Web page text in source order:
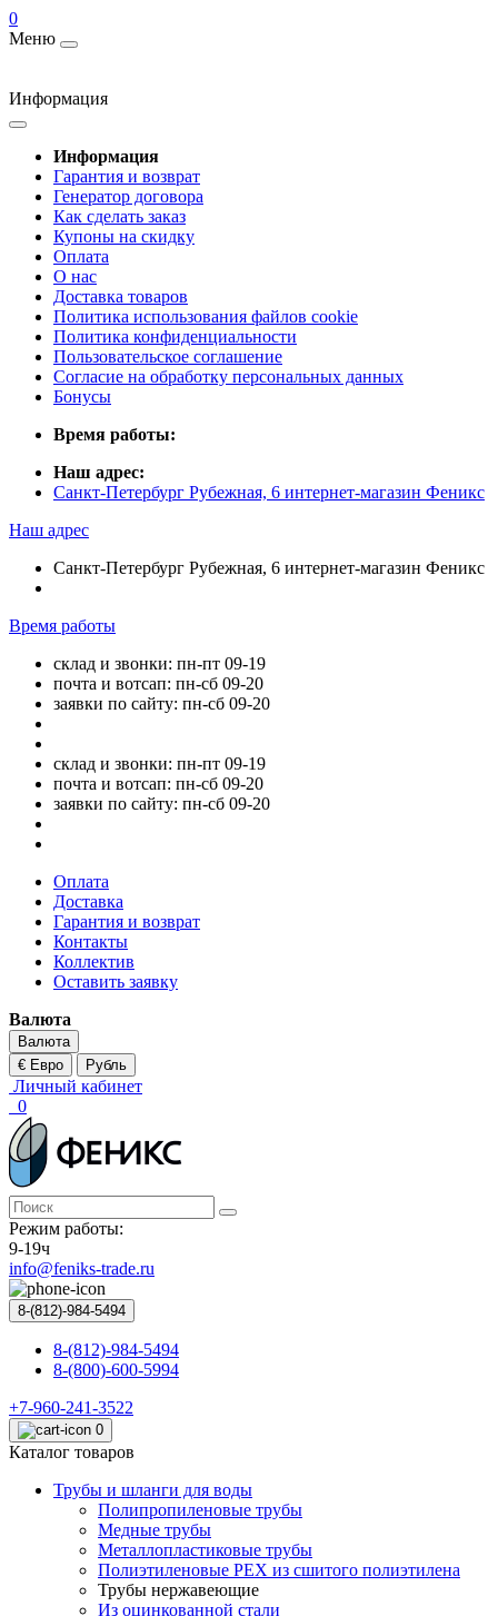
0
Меню
Информация
Информация
Гарантия и возврат
Генератор договора
Как сделать заказ
Купоны на скидку
Оплата
О нас
Доставка товаров
Политика использования файлов cookie
Политика конфиденциальности
Пользовательское соглашение
Согласие на обработку персональных данных
Бонусы
Время работы:
Наш адрес:
Санкт-Петербург Рубежная, 6 интернет-магазин Феникс
Наш адрес
Санкт-Петербург Рубежная, 6 интернет-магазин Феникс
Время работы
склад и звонки: пн-пт 09-19
почта и вотсап: пн-сб 09-20
заявки по сайту: пн-сб 09-20
склад и звонки: пн-пт 09-19
почта и вотсап: пн-сб 09-20
заявки по сайту: пн-сб 09-20
Оплата
Доставка
Гарантия и возврат
Контакты
Коллектив
Оставить заявку
Валюта
Валюта
€ Евро
Рубль
Личный кабинет
0
Режим работы:
9-19ч
info@feniks-trade.ru
8-(812)-984-5494
8-(812)-984-5494
8-(800)-600-5994
+7-960-241-3522
0
Каталог товаров
Трубы и шланги для воды
Полипропиленовые трубы
Медные трубы
Металлопластиковые трубы
Полиэтиленовые PEX из сшитого полиэтилена
Трубы нержавеющие
Из оцинкованной стали